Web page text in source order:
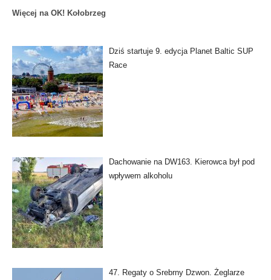
Więcej na OK! Kołobrzeg
Dziś startuje 9. edycja Planet Baltic SUP
Race
Dachowanie na DW163. Kierowca był pod
wpływem alkoholu
47. Regaty o Srebrny Dzwon. Żeglarze